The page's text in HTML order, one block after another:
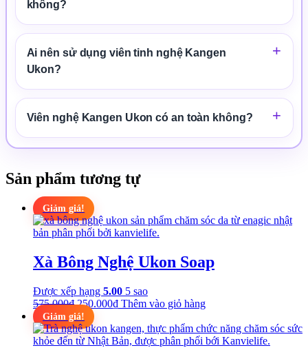
không?
Ai nên sử dụng viên tinh nghệ Kangen
Ukon?
Viên nghệ Kangen Ukon có an toàn không?
Sản phẩm tương tự
Giảm giá!
Xà Bông Nghệ Ukon Soap
Được xếp hạng 5.00 5 sao
575.000₫Giá
gốc
là:
575.000₫.
250.000₫Giá
tại
là:
Thêm vào giỏ hàng
Giảm giá!